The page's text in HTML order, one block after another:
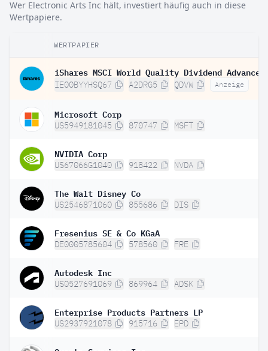
Wer Electronic Arts Inc hält, investiert häufig auch in diese
Wertpapiere.
WERTPAPIER
IE00BYYHSQ67 A2DRG5 QDVW Anzeige
Microsoft Corp
US5949181045 870747 MSFT
NVIDIA Corp
US67066G1040 918422 NVDA
The Walt Disney Co
US2546871060 855686 DIS
Fresenius SE & Co KGaA
DE0005785604 578560 FRE
Autodesk Inc
US0527691069 869964 ADSK
Enterprise Products Partners LP
US2937921078 915716 EPD